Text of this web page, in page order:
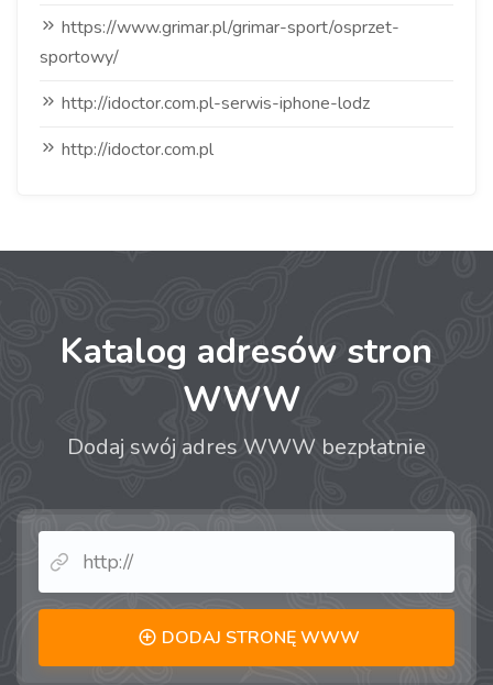
https://www.grimar.pl/grimar-sport/osprzet-
sportowy/
http://idoctor.com.pl-serwis-iphone-lodz
http://idoctor.com.pl
Katalog adresów stron
WWW
Dodaj swój adres WWW bezpłatnie
DODAJ STRONĘ WWW